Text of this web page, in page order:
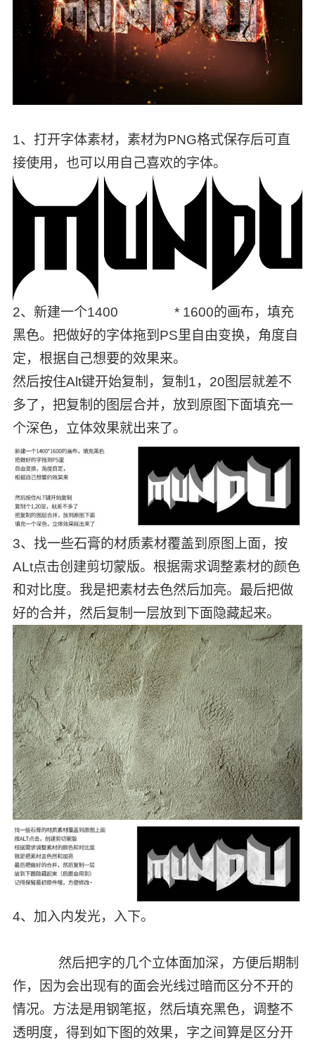
1、打开字体素材，素材为PNG格式保存后可直
接使用，也可以用自己喜欢的字体。
2、新建一个1400 * 1600的画布，填充
黑色。把做好的字体拖到PS里自由变换，角度自
定，根据自己想要的效果来。
然后按住Alt键开始复制，复制1，20图层就差不
多了，把复制的图层合并，放到原图下面填充一
个深色，立体效果就出来了。
3、找一些石膏的材质素材覆盖到原图上面，按
ALt点击创建剪切蒙版。根据需求调整素材的颜色
和对比度。我是把素材去色然后加亮。最后把做
好的合并，然后复制一层放到下面隐藏起来。
4、加入内发光，入下。
然后把字的几个立体面加深，方便后期制
作，因为会出现有的面会光线过暗而区分不开的
情况。方法是用钢笔抠，然后填充黑色，调整不
透明度，得到如下图的效果，字之间算是区分开